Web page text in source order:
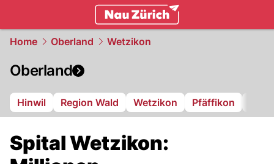
Home Oberland Wetzikon
Oberland
Hinwil Region Wald Wetzikon Pfäffikon
Spital Wetzikon: